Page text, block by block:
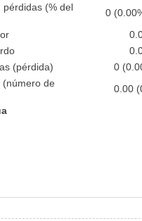
pérdidas (% del
0
(pérdida)
0
(número de
0.00